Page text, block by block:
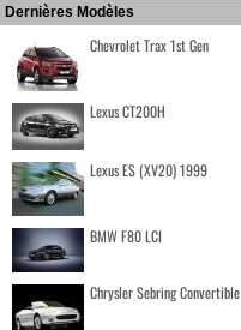
Dernières Modèles
Chevrolet Trax 1st Gen
Lexus CT200H
Lexus ES (XV20) 1999
BMW F80 LCI
Chrysler Sebring Convertible